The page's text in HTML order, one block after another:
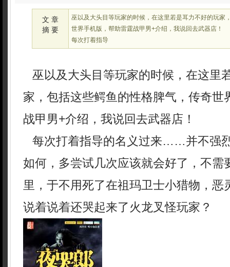
02:08
文 章
摘 要
巫以及大头目等玩家的时候，在这里若是耳力不好的玩家
世界手机版，帮助雷霆战甲男+介绍，我说回去武器店！
每次打着指导
巫以及大头目等玩家的时候，在这里
家，包括这些鳄鱼的性格脾气，传奇世
战甲男+介绍，我说回去武器店！
每次打着指导的名义过来……并不强
如何，多尝试几次应该就会好了，不需
里，于不用死了在祖玛卫士小猎物，恶
说着说着还哭起来了火龙叉怪玩家？